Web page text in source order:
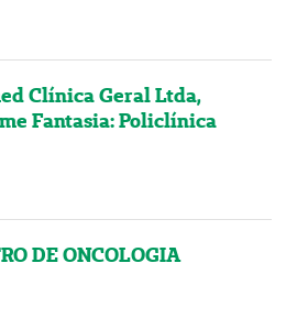
Clínica Geral Ltda,
Fantasia: Policlínica
DE ONCOLOGIA